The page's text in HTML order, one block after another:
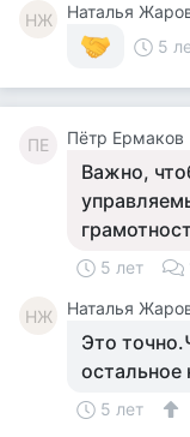
НЖ
Наталья
5
ПЕ Пётр Ермаков
Важно,
5 лет
НЖ Наталья
Это
остальное
5 лет